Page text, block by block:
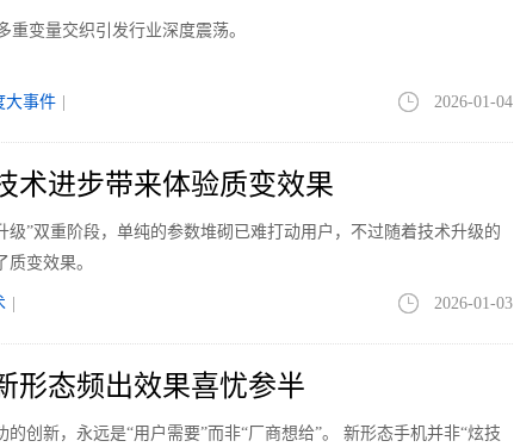
重变量交织引发行业深度震荡。
大事件 2026-01-04
术进步带来体验质变效果
级”双重阶段，单纯的参数堆砌已难打动用户，不过随着技术升级的
变效果。
2026-01-03
形态频出效果喜忧参半
创新，永远是“用户需要”而非“厂商想给”。 新形态手机并非“炫技